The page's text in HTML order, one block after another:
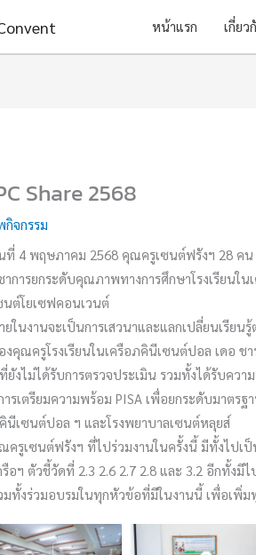
หน้าแรก เกี่ยว
Share 2568
กิจกรรม
ที่ 4 พฤษภาคม 2568 คุณครูเซนต์ฟรังฯ 28 คน
าการยกระดับคุณภาพทางการศึกษาโรงเรียนใ
นต์โยเซฟคอนเวนต์
ยในงานจะเป็นการเสวนาและแลกเปลี่ยนเรีย
งคุณครูโรงเรียนในเครือภคินีเซนต์ปอล เดอ ช
ยังไม่ได้รับการตรวจประเมิน รวมทั้งได้รับควา
ารเตรียมความพร้อม PISA เพื่อยกระดับมาตร
นีเซนต์ปอล ฯ และโรงพยาบาลเซนต์หลุยส์
ครูเซนต์ฟรังฯ ที่ไปร่วมงานในครั้งนี้ มีทั้งไปเ
รือฯ ตัวชี้วัดที่ 2.3 2.6 2.7 2.8 และ 3.2 อีกทั้งมี
มทั้งร่วมอบรมในทุกหัวข้อที่มีในงานนี้ เพื่อเพิ่ม